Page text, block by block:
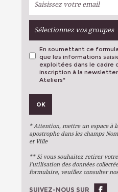
Sélectionnez vos groupes
Métiers D'art
Arts Du Texte
Stages Ponctuels
Ateliers À L'année
En soumettant ce
que les informations
exploitées dans le cadre
inscription à la
Ateliers*
OK
* Attention, mettre un espace à
apostrophe dans les champs
et Ville
** Si vous souhaitez retirer
l’utilisation des données
formulaire, veuillez consulter
SUIVEZ-NOUS SUR